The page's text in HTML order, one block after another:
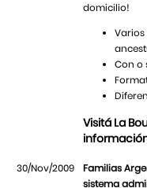
domicilio!
Varios
Con o
Visitá La
30/Nov/2009
Familias
sistema